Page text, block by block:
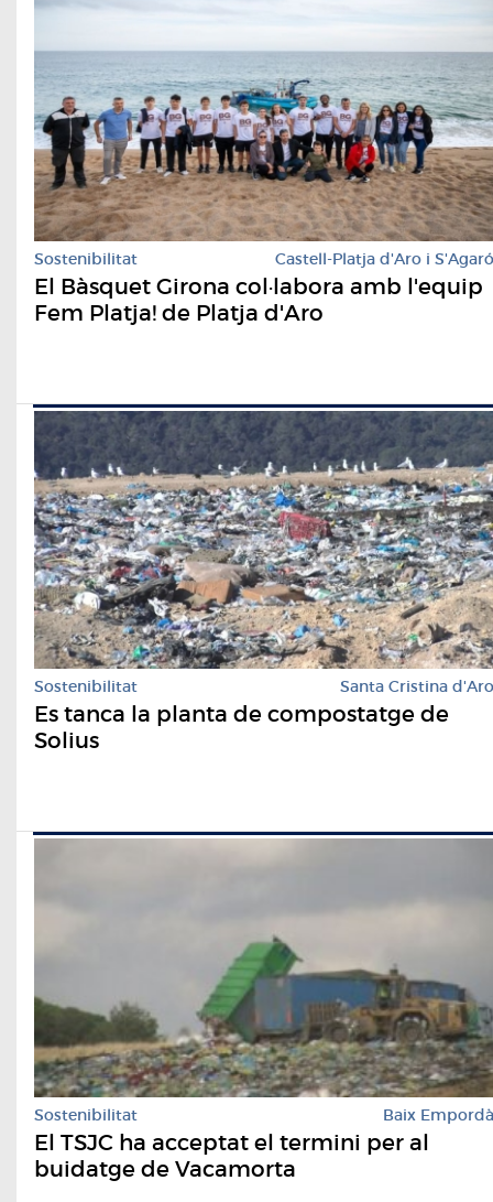
Sostenibilitat Castell-Platja d'Aro i S'Agaró
El Bàsquet Girona col·labora amb l'equip
Fem Platja! de Platja d'Aro
Sostenibilitat Santa Cristina d'Aro
Es tanca la planta de compostatge de
Solius
Sostenibilitat Baix Empordà
El TSJC ha acceptat el termini per al
buidatge de Vacamorta